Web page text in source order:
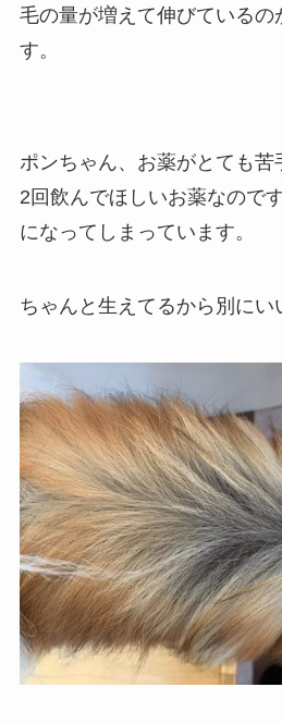
毛の量が増えて伸びているの
す。
ポンちゃん、お薬がとても苦
2回飲んでほしいお薬なので
になってしまっています。
ちゃんと生えてるから別にい